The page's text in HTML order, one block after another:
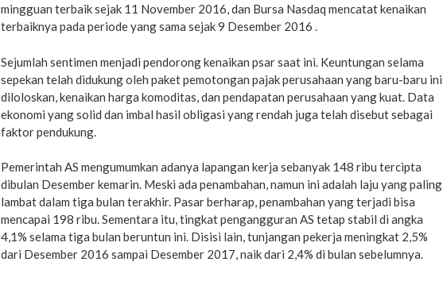
mingguan terbaik sejak 11 November 2016, dan Bursa Nasdaq mencatat kenaikan
terbaiknya pada periode yang sama sejak 9 Desember 2016 .
Sejumlah sentimen menjadi pendorong kenaikan psar saat ini. Keuntungan selama
sepekan telah didukung oleh paket pemotongan pajak perusahaan yang baru-baru ini
diloloskan, kenaikan harga komoditas, dan pendapatan perusahaan yang kuat. Data
ekonomi yang solid dan imbal hasil obligasi yang rendah juga telah disebut sebagai
faktor pendukung.
Pemerintah AS mengumumkan adanya lapangan kerja sebanyak 148 ribu tercipta
dibulan Desember kemarin. Meski ada penambahan, namun ini adalah laju yang paling
lambat dalam tiga bulan terakhir. Pasar berharap, penambahan yang terjadi bisa
mencapai 198 ribu. Sementara itu, tingkat pengangguran AS tetap stabil di angka
4,1% selama tiga bulan beruntun ini. Disisi lain, tunjangan pekerja meningkat 2,5%
dari Desember 2016 sampai Desember 2017, naik dari 2,4% di bulan sebelumnya.